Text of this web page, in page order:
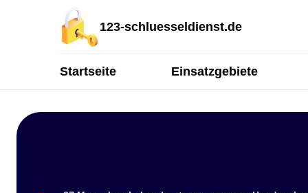
123-schluesseldienst.de
Startseite Einsatzgebiete